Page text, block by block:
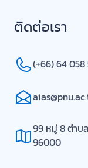
ติดต่อเรา
(+66) 64 058
99 หมู่ 8 ตำบ
96000